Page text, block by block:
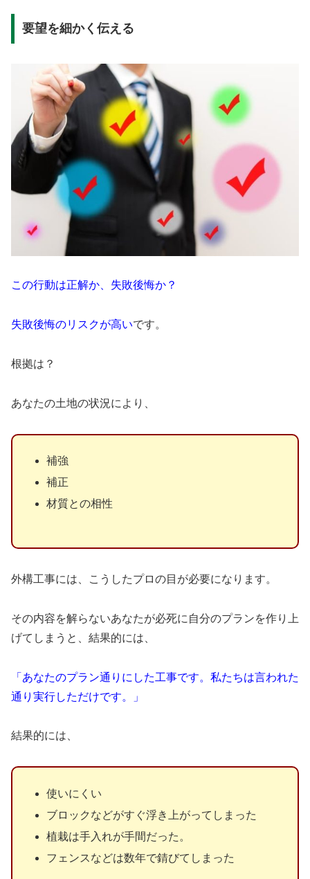
要望を細かく伝える
この行動は正解か、失敗後悔か？
失敗後悔のリスクが高いです。
根拠は？
あなたの土地の状況により、
補強
補正
材質との相性
外構工事には、こうしたプロの目が必要になります。
その内容を解らないあなたが必死に自分のプランを作り上
げてしまうと、結果的には、
「あなたのプラン通りにした工事です。私たちは言われた
通り実行しただけです。」
結果的には、
使いにくい
ブロックなどがすぐ浮き上がってしまった
植栽は手入れが手間だった。
フェンスなどは数年で錆びてしまった